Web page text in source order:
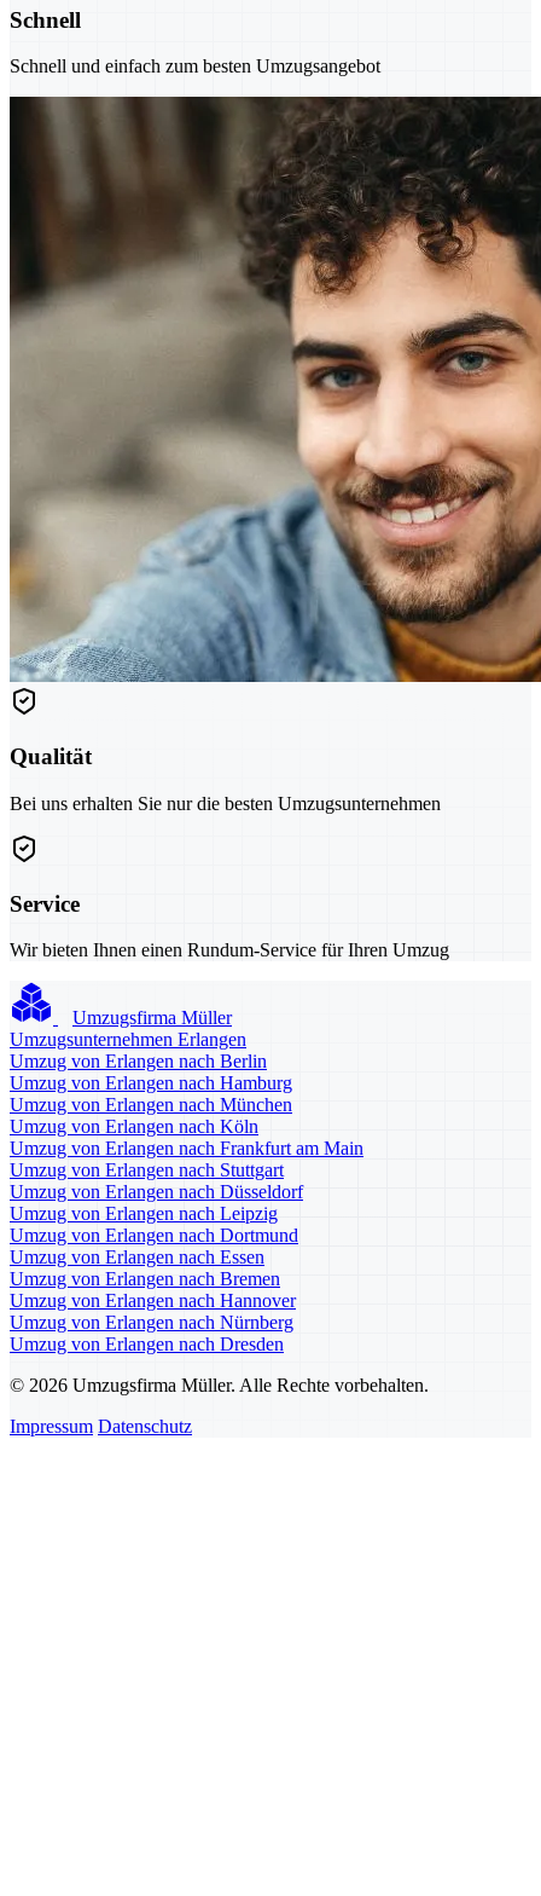
Schnell
Schnell und einfach zum besten Umzugsangebot
Qualität
Bei uns erhalten Sie nur die besten Umzugsunternehmen
Service
Wir bieten Ihnen einen Rundum-Service für Ihren Umzug
Umzugsfirma Müller
Umzugsunternehmen Erlangen
Umzug von Erlangen nach Berlin
Umzug von Erlangen nach Hamburg
Umzug von Erlangen nach München
Umzug von Erlangen nach Köln
Umzug von Erlangen nach Frankfurt am Main
Umzug von Erlangen nach Stuttgart
Umzug von Erlangen nach Düsseldorf
Umzug von Erlangen nach Leipzig
Umzug von Erlangen nach Dortmund
Umzug von Erlangen nach Essen
Umzug von Erlangen nach Bremen
Umzug von Erlangen nach Hannover
Umzug von Erlangen nach Nürnberg
Umzug von Erlangen nach Dresden
© 2026 Umzugsfirma Müller. Alle Rechte vorbehalten.
Impressum Datenschutz